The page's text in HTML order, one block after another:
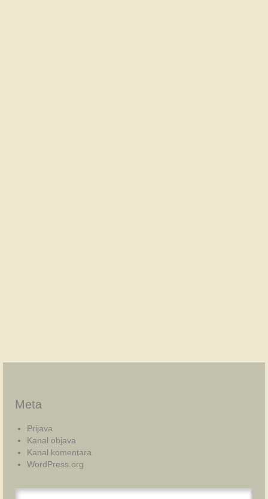
Meta
Prijava
Kanal objava
Kanal komentara
WordPress.org